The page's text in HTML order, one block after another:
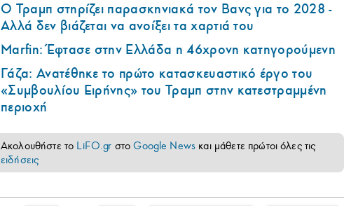
Ο Τραμπ στηρίζει παρασκηνιακά τον Βανς για το 2028 -
Αλλά δεν βιάζεται να ανοίξει τα χαρτιά του
Marfin: Έφτασε στην Ελλάδα η 46χρονη κατηγορούμενη
Γάζα: Ανατέθηκε το πρώτο κατασκευαστικό έργο του
«Συμβουλίου Ειρήνης» του Τραμπ στην κατεστραμμένη
περιοχή
Ακολουθήστε το LiFO.gr στοGoogle News και μάθετε πρώτοι όλες τις
ειδήσεις